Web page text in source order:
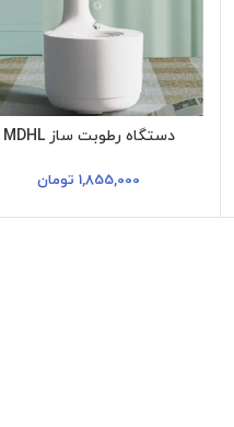
دستگاه رطوبت ساز MDHL
1,855,000 تومان